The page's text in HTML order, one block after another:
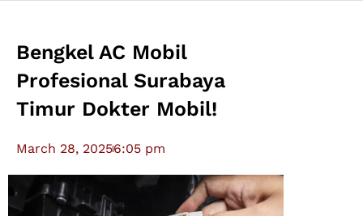
Bengkel AC Mobil
Profesional Surabaya
Timur Dokter Mobil!
March 28, 20256:05 pm